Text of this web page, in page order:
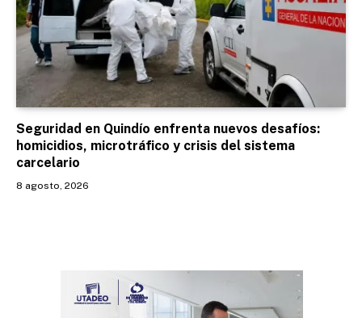
Seguridad en Quindío enfrenta nuevos desafíos:
homicidios, microtráfico y crisis del sistema
carcelario
8 agosto, 2026